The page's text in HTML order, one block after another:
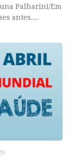
Palharini/Em
antes....